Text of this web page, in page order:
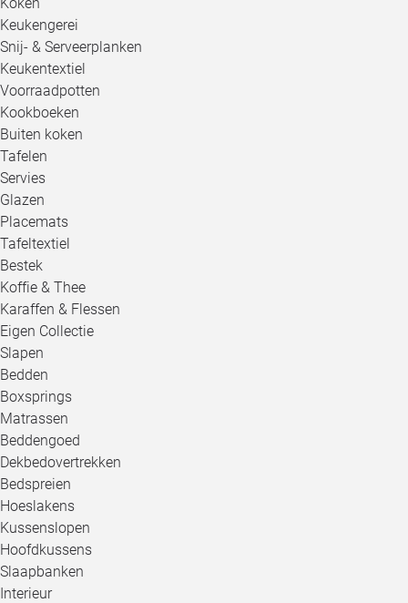
Keukengerei
Snij- & Serveerplanken
Keukentextiel
Voorraadpotten
Kookboeken
Buiten koken
Tafelen
Servies
Glazen
Placemats
Tafeltextiel
Bestek
Koffie & Thee
Karaffen & Flessen
Eigen Collectie
Slapen
Bedden
Boxsprings
Matrassen
Beddengoed
Dekbedovertrekken
Bedspreien
Hoeslakens
Kussenslopen
Hoofdkussens
Slaapbanken
Interieur